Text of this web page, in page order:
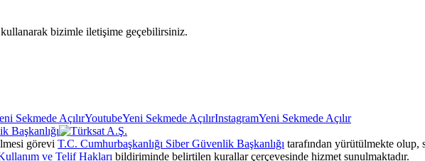
bizimle iletişime geçebilirsiniz.
Sekmede AçılırYoutubeYeni Sekmede AçılırInstagramYeni Sekmede Açılır
görevi T.C. Cumhurbaşkanlığı Siber Güvenlik Başkanlığı tarafından yürütülmekte
ve Telif Hakları bildiriminde belirtilen kurallar çerçevesinde hizmet sunulmaktadır.